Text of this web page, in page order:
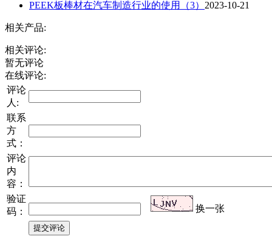
PEEK板棒材在汽车制造行业的使用（3） 2023-10-21
相关产品:
相关评论:
暂无评论
在线评论:
评论
人:
联系
方
式：
评论
内
容：
验证
码：
换一张